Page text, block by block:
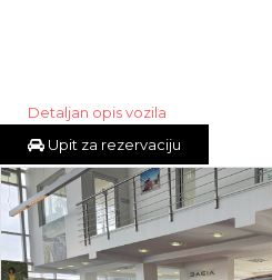
Detaljan opis vozila
Upit za rezervaciju